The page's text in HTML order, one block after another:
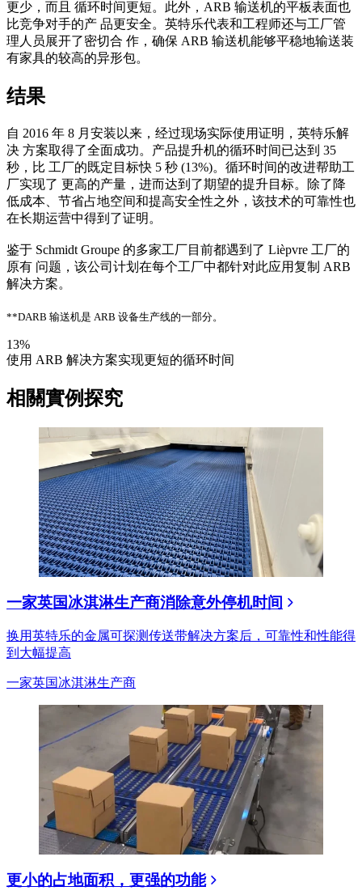
更少，而且 循环时间更短。此外，ARB 输送机的平板表面也
比竞争对手的产 品更安全。英特乐代表和工程师还与工厂管
理人员展开了密切合 作，确保 ARB 输送机能够平稳地输送装
有家具的较高的异形包。
结果
自 2016 年 8 月安装以来，经过现场实际使用证明，英特乐解
决 方案取得了全面成功。产品提升机的循环时间已达到 35
秒，比 工厂的既定目标快 5 秒 (13%)。循环时间的改进帮助工
厂实现了 更高的产量，进而达到了期望的提升目标。除了降
低成本、节省占地空间和提高安全性之外，该技术的可靠性也
在长期运营中得到了证明。
鉴于 Schmidt Groupe 的多家工厂目前都遇到了 Lièpvre 工厂的
原有 问题，该公司计划在每个工厂中都针对此应用复制 ARB
解决方案。
**DARB 输送机是 ARB 设备生产线的一部分。
13%
使用 ARB 解决方案实现更短的循环时间
相關實例探究
一家英国冰淇淋生产商消除意外停机时间
换用英特乐的金属可探测传送带解决方案后，可靠性和性能得
到大幅提高
一家英国冰淇淋生产商
更小的占地面积，更强的功能